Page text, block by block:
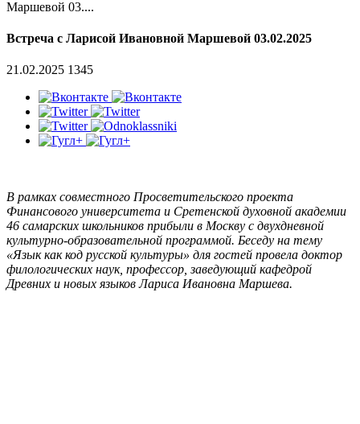
Маршевой 03....
Встреча с Ларисой Ивановной Маршевой 03.02.2025
21.02.2025 1345
В рамках совместного Просветительского проекта
Финансового университета и Сретенской духовной академии
46 самарских школьников прибыли в Москву с двухдневной
культурно-образовательной программой. Беседу на тему
«Язык как код русской культуры» для гостей провела доктор
филологических наук, профессор, заведующий кафедрой
Древних и новых языков Лариса Ивановна Маршева.